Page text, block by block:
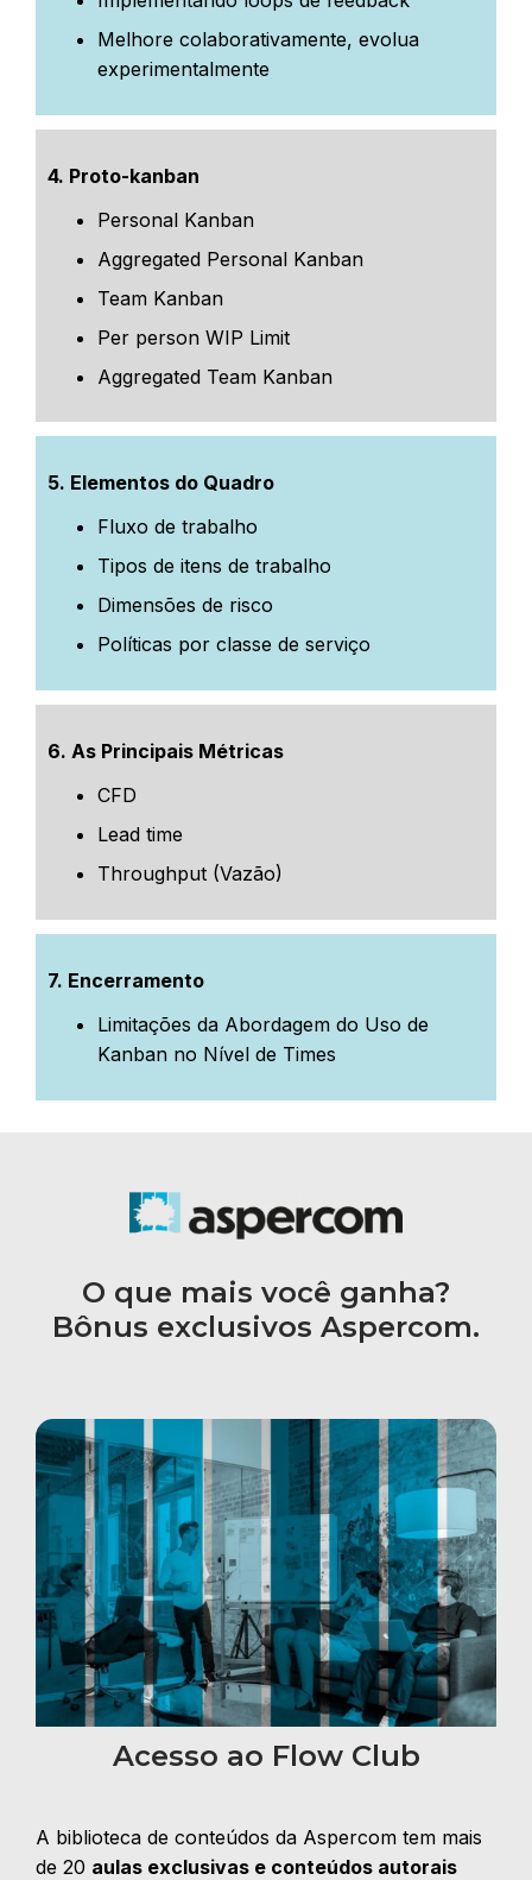
Melhore colaborativamente, evolua
experimentalmente
4. Proto-kanban
Personal Kanban
Aggregated Personal Kanban
Team Kanban
Per person WIP Limit
Aggregated Team Kanban
5. Elementos do Quadro
Fluxo de trabalho
Tipos de itens de trabalho
Dimensões de risco
Políticas por classe de serviço
6. As Principais Métricas
CFD
Lead time
Throughput (Vazão)
7. Encerramento
Limitações da Abordagem do Uso de
Kanban no Nível de Times
O que mais você ganha?
Bônus exclusivos Aspercom.
Acesso ao Flow Club
A biblioteca de conteúdos da Aspercom tem mais
de 20 aulas exclusivas e conteúdos autorais